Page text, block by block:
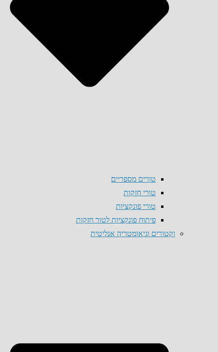
טורים מספריים
טורי חזקות
טורי פונקציות
פיתוח פונקציות לטור חזקות
וקטורים וגיאומטריה אנליטית